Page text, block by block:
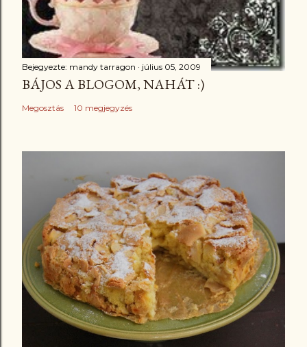
Bejegyezte: mandy tarragon július 05, 2009
BÁJOS A BLOGOM, NAHÁT :)
Megosztás 10 megjegyzés